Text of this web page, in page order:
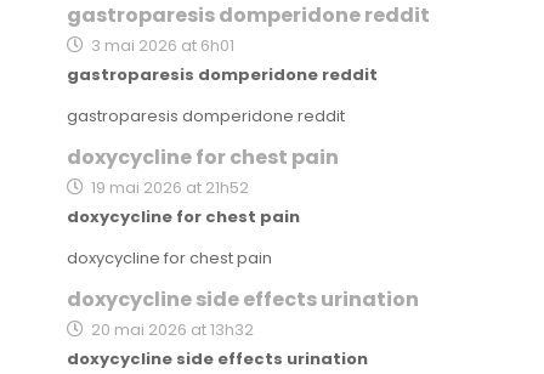
gastroparesis domperidone reddit
3 mai 2026 at 6h01
gastroparesis domperidone reddit
gastroparesis domperidone reddit
doxycycline for chest pain
19 mai 2026 at 21h52
doxycycline for chest pain
doxycycline for chest pain
doxycycline side effects urination
20 mai 2026 at 13h32
doxycycline side effects urination